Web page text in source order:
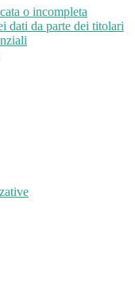
o incompleta
dati da parte dei titolari